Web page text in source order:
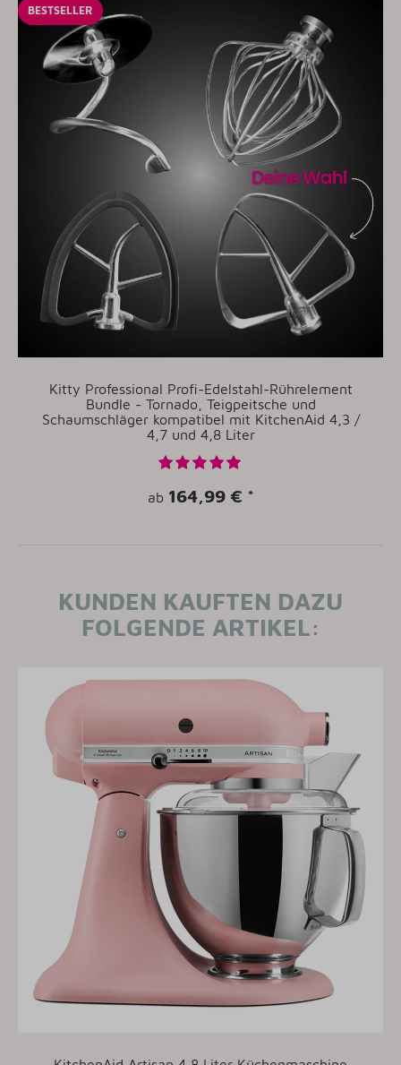
BESTSELLER
Kitty Professional Profi-Edelstahl-Rührelement
Bundle - Tornado, Teigpeitsche und
Schaumschläger kompatibel mit KitchenAid 4,3 /
4,7 und 4,8 Liter
ab 164,99 € *
KUNDEN KAUFTEN DAZU
FOLGENDE ARTIKEL: